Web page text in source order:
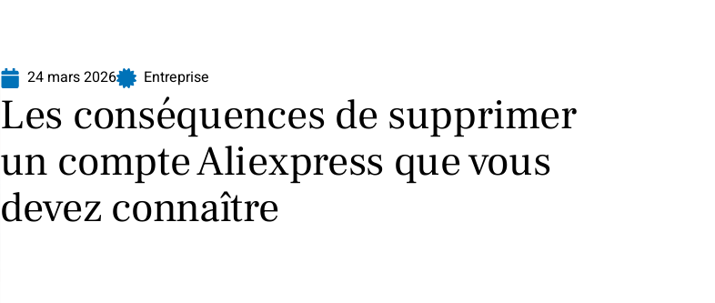
24 mars 2026 Entreprise
Les conséquences de supprimer
un compte Aliexpress que vous
devez connaître